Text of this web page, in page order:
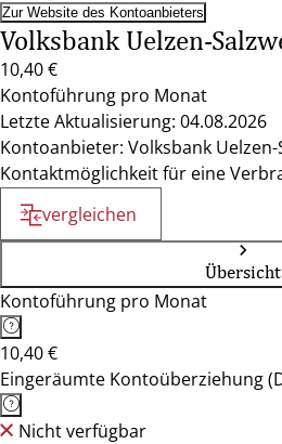
Zur Website des Kontoanbieters
Volksbank Uelzen-
10,40 €
Kontoführung pro Monat
Letzte Aktualisierung: 04.08.2026
Kontoanbieter: Volksbank Uelzen-
Kontaktmöglichkeit für eine
vergleichen
Übersicht
Kontoführung pro Monat
10,40 €
Eingeräumte Kontoüberziehung
Nicht verfügbar